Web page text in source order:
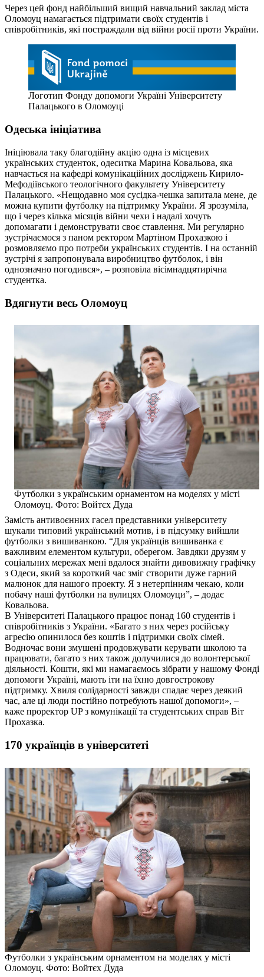
Через цей фонд найбільший вищий навчальний заклад міста
Оломоуц намагається підтримати своїх студентів і
співробітників, які постраждали від війни росії проти України.
Логотип Фонду допомоги Україні Університету
Палацького в Оломоуці
Одеська ініціатива
Ініціювала таку благодійну акцію одна із місцевих
українських студенток, одеситка Марина Ковальова, яка
навчається на кафедрі комунікаційних досліджень Кирило-
Мефодіївського теологічного факультету Університету
Палацького. «Нещодавно моя сусідка-чешка запитала мене, де
можна купити футболку на підтримку України. Я зрозуміла,
що і через кілька місяців війни чехи і надалі хочуть
допомагати і демонструвати своє ставлення. Ми регулярно
зустрічаємося з паном ректором Мартіном Прохазкою і
розмовляємо про потреби українських студентів. І на останній
зустрічі я запропонувала виробництво футболок, і він
однозначно погодився», – розповіла вісімнадцятирічна
студентка.
Вдягнути весь Оломоуц
Футболки з українським орнаментом на моделях у місті
Оломоуц. Фото: Войтєх Дуда
Замість антивоєнних гасел представники університету
шукали типовий український мотив, і в підсумку вийшли
футболки з вишиванкою. “Для українців вишиванка є
важливим елементом культури, оберегом. Завдяки друзям у
соціальних мережах мені вдалося знайти дивовижну графічку
з Одеси, який за короткий час зміг створити дуже гарний
малюнок для нашого проекту. Я з нетерпінням чекаю, коли
побачу наші футболки на вулицях Оломоуци”, – додає
Ковальова.
В Університеті Палацького працює понад 160 студентів і
співробітників з України. «Багато з них через російську
агресію опинилося без коштів і підтримки своїх сімей.
Водночас вони змушені продовжувати керувати школою та
працювати, багато з них також долучилися до волонтерської
діяльності. Кошти, які ми намагаємось зібрати у нашому Фонді
допомоги Україні, мають іти на їхню довгострокову
підтримку. Хвиля солідарності завжди спадає через деякий
час, але ці люди постійно потребують нашої допомоги», –
каже проректор UP з комунікації та студентських справ Віт
Прохазка.
170 українців в університеті
Футболки з українським орнаментом на моделях у місті
Оломоуц. Фото: Войтєх Дуда